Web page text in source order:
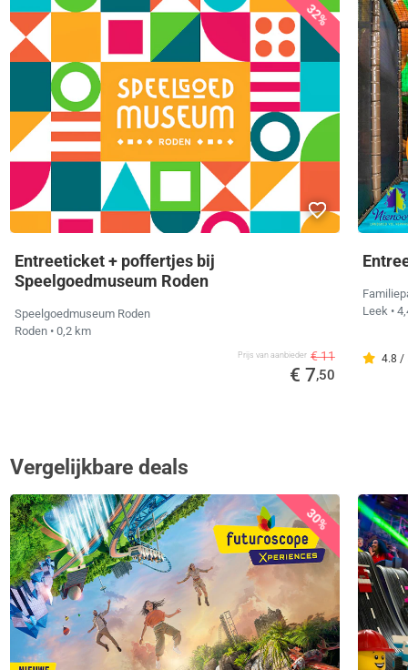
32%
Entreeticket + poffertjes bij
Speelgoedmuseum Roden
Speelgoedmuseum Roden
Roden • 0,2 km
Prijs van aanbieder € 11
€ 7,50
Leek •
4.8 /
Vergelijkbare deals
30%